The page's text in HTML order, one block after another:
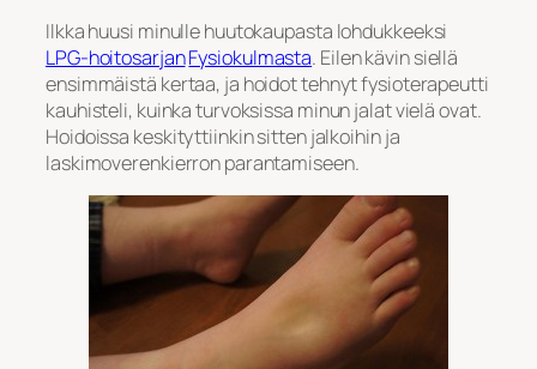
Ilkka huusi minulle huutokaupasta lohdukkeeksi
LPG-hoitosarjanFysiokulmasta. Eilen kävin siellä
ensimmäistä kertaa, ja hoidot tehnyt fysioterapeutti
kauhisteli, kuinka turvoksissa minun jalat vielä ovat.
Hoidoissa keskityttiinkin sitten jalkoihin ja
laskimoverenkierron parantamiseen.